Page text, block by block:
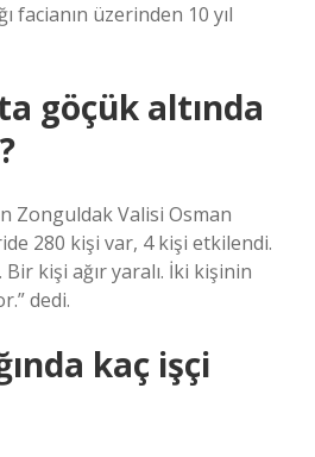
facianın üzerinden 10 yıl
göçük altında
Zonguldak Valisi Osman
280 kişi var, 4 kişi etkilendi.
kişi ağır yaralı. İki kişinin
dedi.
kaç işçi